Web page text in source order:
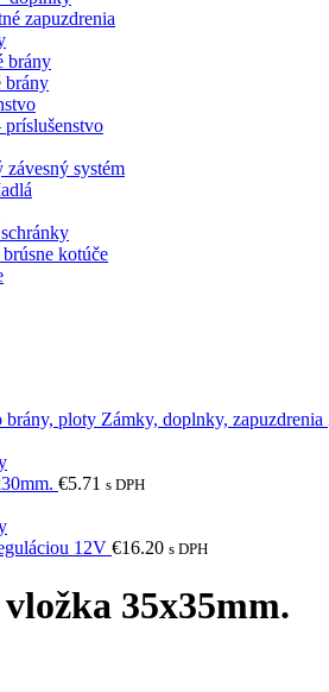
zapuzdrenia
brány
brány
systém
kotúče
brány, ploty Zámky, doplnky, zapuzdrenia
€5.71 s DPH
12V €16.20 s DPH
35x35mm.